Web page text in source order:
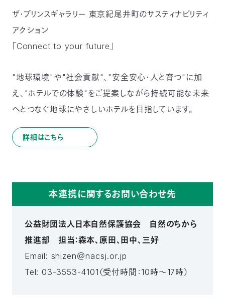
ザ・プリンスギャラリー 東京紀尾井町のサスティナビリティ
アクション
「Connect to your future」
"地球環境"や"社会貢献"、"安全安心・人と育つ"に加
え、"ホテルでの体験"をご提案しながら持続可能な未来
へとつなぐ地球にやさしいホテルを目指しています。
詳細はこちら
本連携に関するお問い合わせ先
公益財団法人日本自然保護協会 自然のちから
推進部担当：森本、原田、田中、三好
Email: shizen＠nacsj.or.jp
Tel: 03-3553-4101 （受付時間：10時～17時）